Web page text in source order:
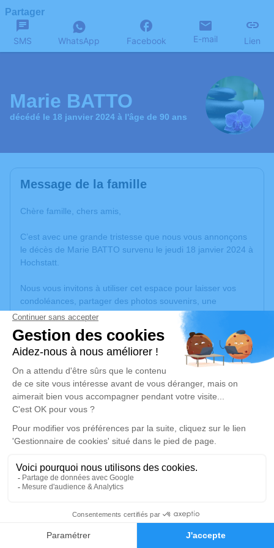
Faire-part Hommages
Partager
SMS WhatsApp Facebook E-mail Lien
Marie BATTO
décédé le 18 janvier 2024 à l'âge de 90 ans
Message de la famille
Chère famille, chers amis,
C’est avec une grande tristesse que nous vous annonçons
le décès de Marie BATTO survenu le jeudi 18 janvier 2024 à
Hochstatt.
Nous vous invitons à utiliser cet espace pour laisser vos
condoléances, partager des photos souvenirs, une
anecdote ou exprimer vos pensées à travers des poèmes
ou des textes. Cet endroit est un lieu d'expression dédié à
honorer la mémoire de Marie BATTO.
Un service de plantation d’arbre hommage estdisponible
vendredi 26 janvier 2024 à 14h30
Église Saint Léonard de Dannemarie
1 place Hemming